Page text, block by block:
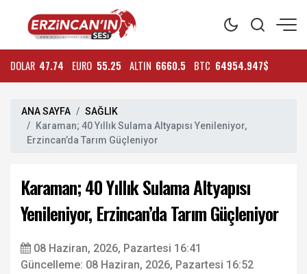
DOLAR 47.74 EURO 55.25 ALTIN 6660.5 BTC 64954.947$
ANA SAYFA
SAĞLIK
Karaman; 40 Yıllık Sulama Altyapısı Yenileniyor,
Erzincan’da Tarım Güçleniyor
Karaman; 40 Yıllık Sulama Altyapısı
Yenileniyor, Erzincan’da Tarım Güçleniyor
08 Haziran, 2026, Pazartesi 16:41
Güncelleme: 08 Haziran, 2026, Pazartesi 16:52